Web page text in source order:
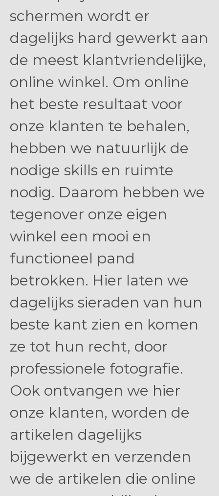
schermen wordt er
dagelijks hard gewerkt aan
de meest klantvriendelijke,
online winkel. Om online
het beste resultaat voor
onze klanten te behalen,
hebben we natuurlijk de
nodige skills en ruimte
nodig. Daarom hebben we
tegenover onze eigen
winkel een mooi en
functioneel pand
betrokken. Hier laten we
dagelijks sieraden van hun
beste kant zien en komen
ze tot hun recht, door
professionele fotografie.
Ook ontvangen we hier
onze klanten, worden de
artikelen dagelijks
bijgewerkt en verzenden
we de artikelen die online